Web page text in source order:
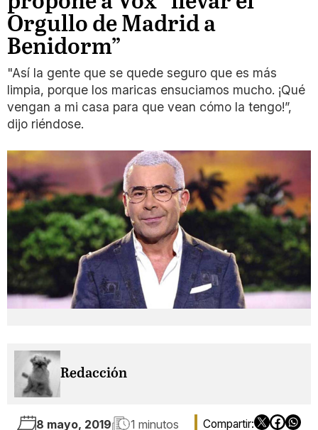
Orgullo de Madrid a
Benidorm”
"Así la gente que se quede seguro que es más
limpia, porque los maricas ensuciamos mucho. ¡Qué
vengan a mi casa para que vean cómo la tengo!”,
dijo riéndose.
Redacción
8 mayo, 2019 1 minutos